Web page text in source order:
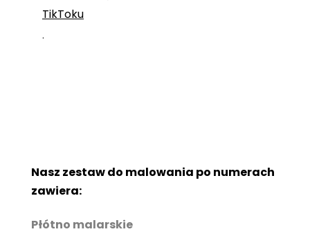
TikToku
.
Nasz zestaw do malowania po numerach
zawiera:
Płótno malarskie